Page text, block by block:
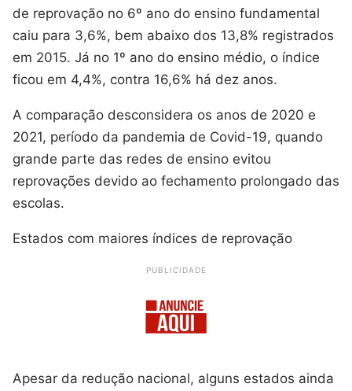
de reprovação no 6º ano do ensino fundamental
caiu para 3,6%, bem abaixo dos 13,8% registrados
em 2015. Já no 1º ano do ensino médio, o índice
ficou em 4,4%, contra 16,6% há dez anos.
A comparação desconsidera os anos de 2020 e
2021, período da pandemia de Covid-19, quando
grande parte das redes de ensino evitou
reprovações devido ao fechamento prolongado das
escolas.
Estados com maiores índices de reprovação
PUBLICIDADE
Apesar da redução nacional, alguns estados ainda